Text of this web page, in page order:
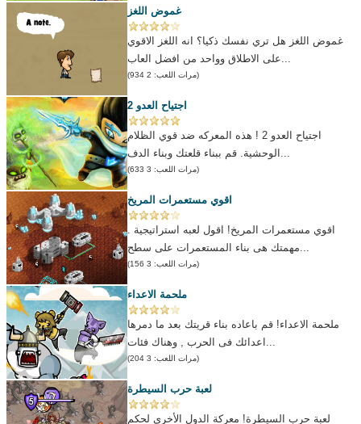
غموض اللغز
غموض اللغز هل تري نفسك ذكيا؟ انه اللغز الاقوي
(مرات اللعب: 2 934)
اجتياح العدو 2
اجتياح العدو 2 ! هذه المعركه ضد قوي الظلام
(مرات اللعب: 3 633)
اقوي مستعمرات المريخ
اقوي مستعمرات المريخ! اقول لعبه استراتيجية .
(مرات اللعب: 3 156)
ملحمة الاعداء
ملحمة الاعداء! قم باعاده بناء قريتك بعد ما دمرها
(مرات اللعب: 3 204)
لعبة حرب السيطرة
لعبة حرب السيطرة! معركة الدول الأخرى لحكم